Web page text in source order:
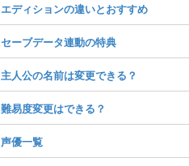
エディションの違いとおすすめ
セーブデータ連動の特典
主人公の名前は変更できる？
難易度変更はできる？
声優一覧